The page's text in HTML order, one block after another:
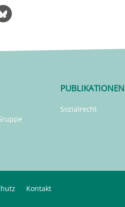
PUBLIKATIONEN
Sozialrecht
Kontakt